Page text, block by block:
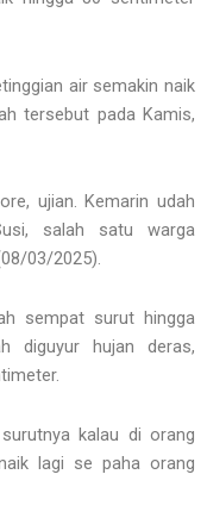
air semakin naik
tersebut pada Kamis,
ujian. Kemarin udah
salah satu warga
03/2025).
sempat surut hingga
diguyur hujan deras,
kalau di orang
lagi se paha orang